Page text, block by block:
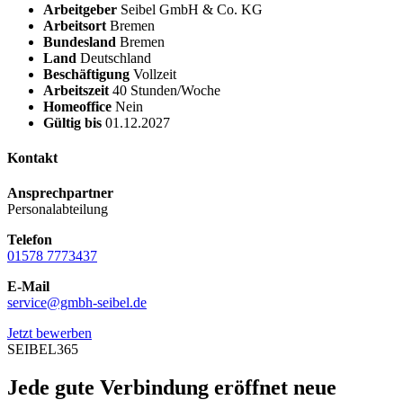
Arbeitgeber Seibel GmbH & Co. KG
Arbeitsort Bremen
Bundesland Bremen
Land Deutschland
Beschäftigung Vollzeit
Arbeitszeit 40 Stunden/Woche
Homeoffice Nein
Gültig bis 01.12.2027
Kontakt
Ansprechpartner
Personalabteilung
Telefon
01578 7773437
E-Mail
service@gmbh-seibel.de
Jetzt bewerben
SEIBEL365
Jede gute Verbindung eröffnet neue